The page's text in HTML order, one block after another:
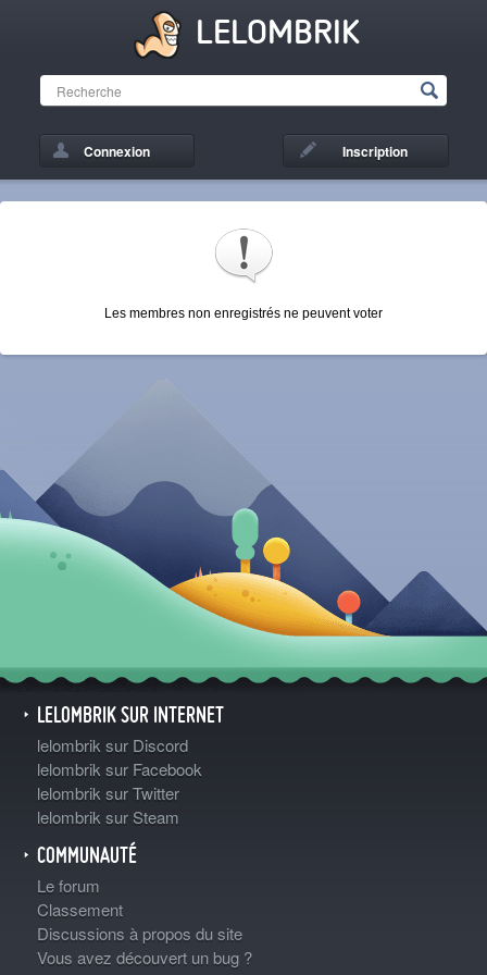
LELOMBRIK
Connexion Inscription
Les membres non enregistrés ne peuvent voter
LELOMBRIK SUR INTERNET
lelombrik sur Discord
lelombrik sur Facebook
lelombrik sur Twitter
lelombrik sur Steam
COMMUNAUTÉ
Le forum
Classement
Discussions à propos du site
Vous avez découvert un bug ?